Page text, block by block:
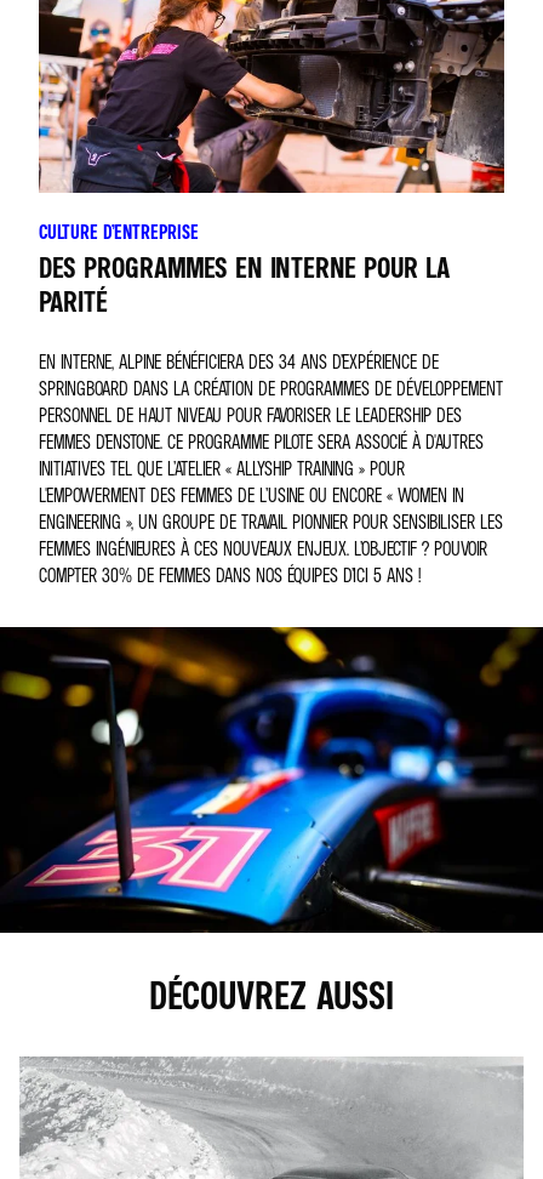
CULTURE D’ENTREPRISE
DES PROGRAMMES EN INTERNE POUR LA
PARITÉ
EN INTERNE, ALPINE BÉNÉFICIERA DES 34 ANS D’EXPÉRIENCE DE
SPRINGBOARD DANS LA CRÉATION DE PROGRAMMES DE DÉVELOPPEMENT
PERSONNEL DE HAUT NIVEAU POUR FAVORISER LE LEADERSHIP DES
FEMMES D’ENSTONE. CE PROGRAMME PILOTE SERA ASSOCIÉ À D'AUTRES
INITIATIVES TEL QUE L’ATELIER « ALLYSHIP TRAINING » POUR
L'EMPOWERMENT DES FEMMES DE L’USINE OU ENCORE « WOMEN IN
ENGINEERING », UN GROUPE DE TRAVAIL PIONNIER POUR SENSIBILISER LES
FEMMES INGÉNIEURES À CES NOUVEAUX ENJEUX. L’OBJECTIF ? POUVOIR
COMPTER 30% DE FEMMES DANS NOS ÉQUIPES D’ICI 5 ANS !
DÉCOUVREZ AUSSI